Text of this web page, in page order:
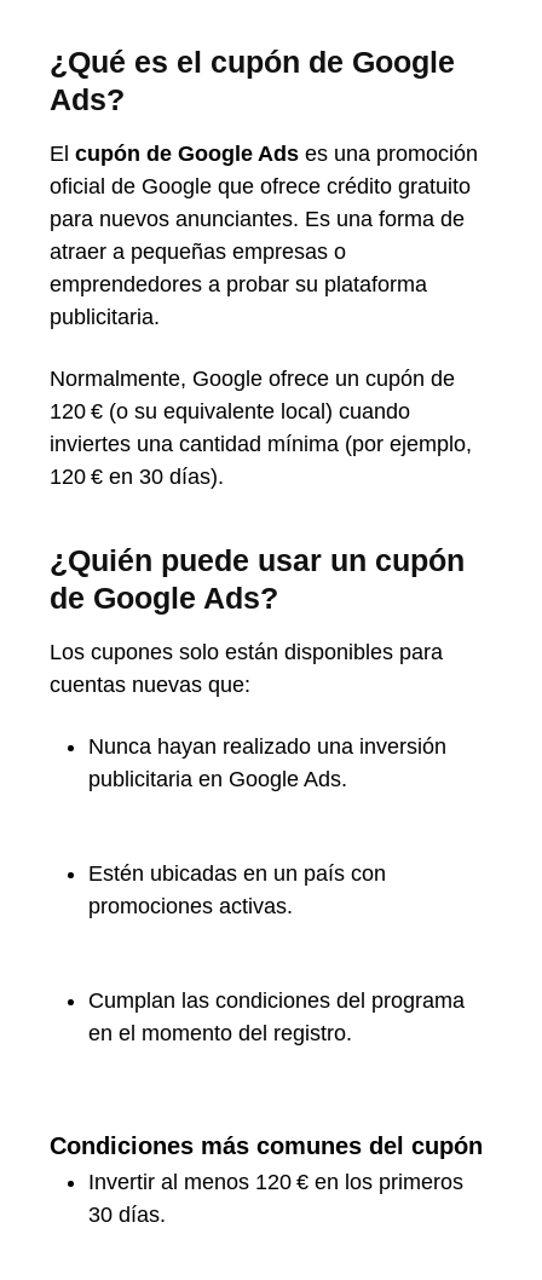
¿Qué es el cupón de Google
Ads?
El cupón de Google Ads es una promoción
oficial de Google que ofrece crédito gratuito
para nuevos anunciantes. Es una forma de
atraer a pequeñas empresas o
emprendedores a probar su plataforma
publicitaria.
Normalmente, Google ofrece un cupón de
120 € (o su equivalente local) cuando
inviertes una cantidad mínima (por ejemplo,
120 € en 30 días).
¿Quién puede usar un cupón
de Google Ads?
Los cupones solo están disponibles para
cuentas nuevas que:
Nunca hayan realizado una inversión
publicitaria en Google Ads.
Estén ubicadas en un país con
promociones activas.
Cumplan las condiciones del programa
en el momento del registro.
Condiciones más comunes del cupón
Invertir al menos 120 € en los primeros
30 días.